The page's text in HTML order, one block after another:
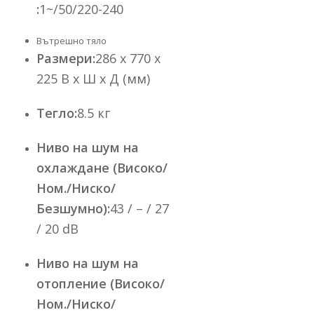
:1~/50/220-240
Вътрешно тяло
Размери:286 x 770 x
225 В x Ш x Д (мм)
Тегло:8.5 кг
Ниво на шум на
охлаждане (Високо/
Ном./Ниско/
Безшумно):43 / – / 27
/ 20 dB
Ниво на шум на
отопление (Високо/
Ном./Ниско/